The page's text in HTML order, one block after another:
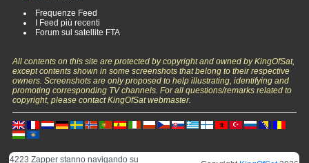
Frequenze Feed
I Feed più recenti
Forum sul satellite FTA
All contents on this site are protected by copyright and owned by KingOfSat,
except contents shown in some screenshots that belong to their respective
owners. Screenshots are only proposed to help illustrating, identifying and
promoting corresponding TV channels. For all questions/remarks related to
copyright, please contact KingOfSat webmaster.
4223 Zapper stanno navigando su